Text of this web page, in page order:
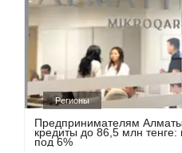
Регионы
Предпринимателям
кредиты до 86,5 млн тенге:
под 6%